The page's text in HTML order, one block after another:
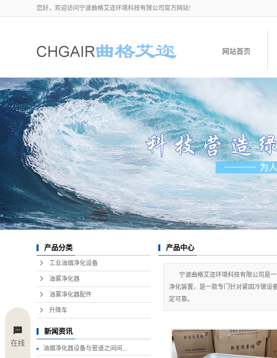
您好，欢迎访问宁波曲格艾迩环境科技有限公司官方网站!
网站首页
产品分类
工业油烟净化设备
油雾净化器
油雾净化器配件
升降车
新闻资讯
油烟净化器设备与管道之间间...
产品中心
宁波曲格艾迩环境科技有限公司是
净化装置，是一款专门针对紧固冷镦设
定可靠。
在线